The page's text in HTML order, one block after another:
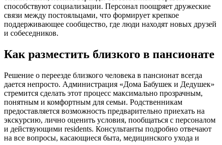
способствуют социализации. Персонал поощряет дружеские
связи между постояльцами, что формирует крепкое
поддерживающее сообщество, где люди находят новых друзей
и собеседников.
Как разместить близкого в пансионате
Решение о переезде близкого человека в пансионат всегда
дается непросто. Администрация «Дома Бабушек и Дедушек»
стремится сделать этот процесс максимально прозрачным,
понятным и комфортным для семьи. Родственникам
предоставляется возможность предварительно приехать на
экскурсию, лично оценить условия, пообщаться с персоналом
и действующими residents. Консультанты подробно отвечают
на все вопросы, касающиеся быта, медицинского ухода и